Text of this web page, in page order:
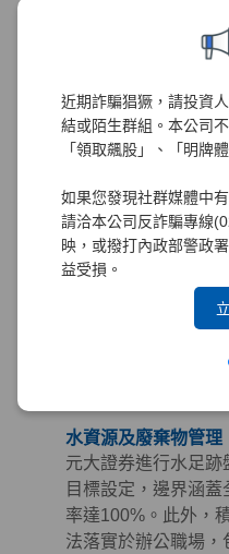
近期詐騙猖獗，請投資
結或陌生群組。本公司
「領取飆股」、「明牌
如果您發現社群媒體中
請洽本公司反詐騙專線
映，或撥打內政部警政
益受損。
與管理機制，定期
《聯合國世界人權
購指南」，從「環境
向出發，將永續理念
綠色採購
元大證券長期推行
款」規範採購時應優
之星、節水、綠建材
之產品。並積極響應
市政府推動之「民
畫」。截至2025年
由提倡綠色採購以
水資源及廢棄物管理
元大證券進行水足
目標設定，邊界涵
率達100%。此外，
法落實於辦公職場